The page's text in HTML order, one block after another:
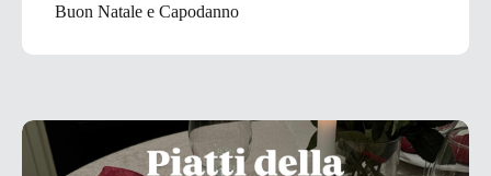
Buon Natale e Capodanno